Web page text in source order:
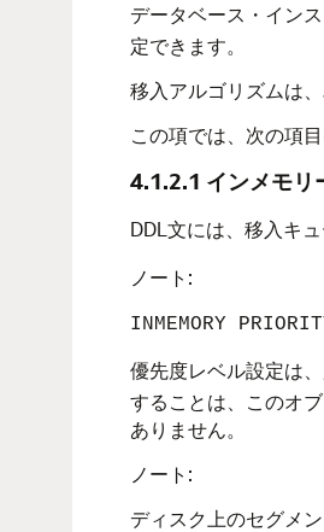
データベース・イン
定できます。
移入アルゴリズムは
この項では、次の項
4.1.2.1 インメモリ
DDL文には、移入キ
ノート:
INMEMORY
優先度レベル設定は
することは、このオ
ありません。
ノート:
ディスク上のセグメ